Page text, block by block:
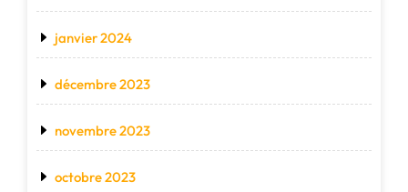
janvier 2024
décembre 2023
novembre 2023
octobre 2023